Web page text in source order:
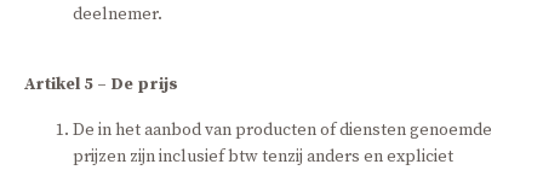
deelnemer.
Artikel 5 – De prijs
De in het aanbod van producten of diensten genoemde
prijzen zijn inclusief btw tenzij anders en expliciet